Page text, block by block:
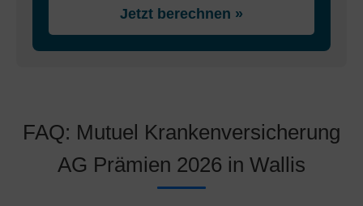
Jetzt berechnen »
FAQ: Mutuel Krankenversicherung
AG Prämien 2026 in Wallis